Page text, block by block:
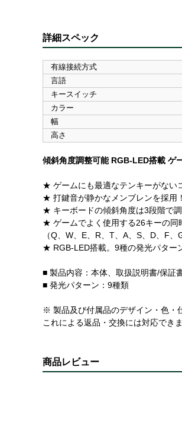
詳細スペック
有線接続方式
言語
キースイッチ
カラー
幅
高さ
傾斜角度調整可能 RGB-LED搭載 ゲ
★ ゲームにも最適なテンキーがない
★ 打鍵音が静かなメンブレンを採用！
★ キーボードの傾斜角度は3段階で
★ ゲームでよく使用する26キーの同
（Q、W、E、R、T、A、S、D、F
★ RGB-LED搭載。9種の発光パター
■ 製品内容：本体、取扱説明書/保証
■ 発光パターン：9種類
※ 製品及び付属品のデザイン・色・
これによる返品・交換には対応でき
商品レビュー